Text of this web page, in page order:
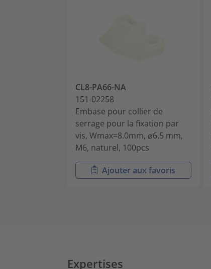
CL8-PA66-NA
151-02258
Embase pour collier de
serrage pour la fixation par
vis, Wmax=8.0mm, ⌀6.5 mm,
M6, naturel, 100pcs
Ajouter aux favoris
Expertises